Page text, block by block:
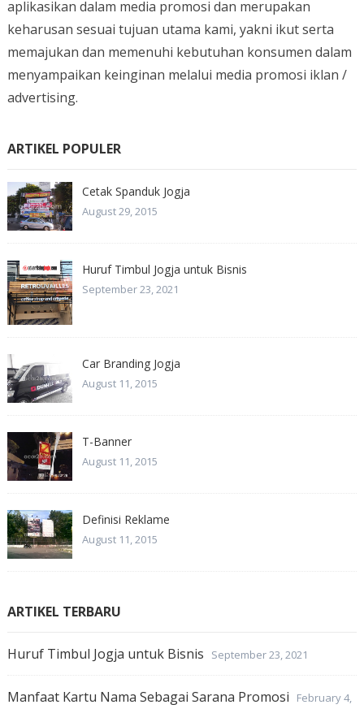
aplikasikan dalam media promosi dan merupakan
keharusan sesuai tujuan utama kami, yakni ikut serta
memajukan dan memenuhi kebutuhan konsumen dalam
menyampaikan keinginan melalui media promosi iklan /
advertising.
ARTIKEL POPULER
Cetak Spanduk Jogja
August 29, 2015
Huruf Timbul Jogja untuk Bisnis
September 23, 2021
Car Branding Jogja
August 11, 2015
T-Banner
August 11, 2015
Definisi Reklame
August 11, 2015
ARTIKEL TERBARU
Huruf Timbul Jogja untuk Bisnis September 23, 2021
Manfaat Kartu Nama Sebagai Sarana Promosi
February 4,